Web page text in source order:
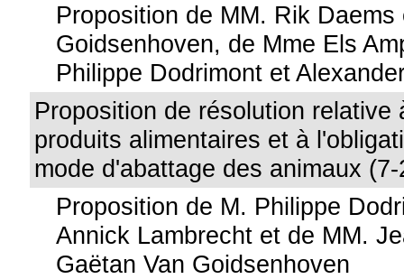
Proposition de MM. Rik Daems
Goidsenhoven, de Mme Els
Philippe Dodrimont et
Proposition de résolution relative
produits alimentaires et à
mode d'abattage des animaux
Proposition de M. Philippe
Annick Lambrecht et de MM.
Gaëtan Van Goidsenhoven